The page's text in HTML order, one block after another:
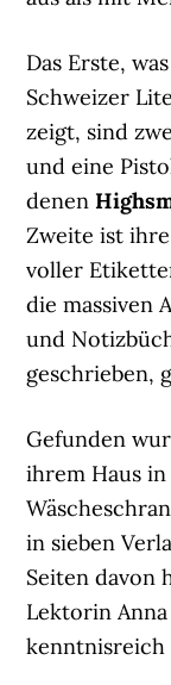
Das Erste,
Schweizer
zeigt, sind
und eine
denen
Zweite ist
voller
die massiven
und
geschrieben,
Gefunden
ihrem Haus
in sieben
Seiten davon
Lektorin